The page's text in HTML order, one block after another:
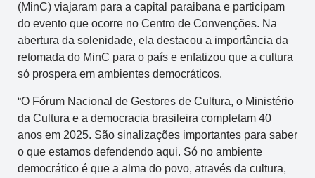
(MinC) viajaram para a capital paraibana e participam
do evento que ocorre no Centro de Convenções. Na
abertura da solenidade, ela destacou a importância da
retomada do MinC para o país e enfatizou que a cultura
só prospera em ambientes democráticos.
“O Fórum Nacional de Gestores de Cultura, o Ministério
da Cultura e a democracia brasileira completam 40
anos em 2025. São sinalizações importantes para saber
o que estamos defendendo aqui. Só no ambiente
democrático é que a alma do povo, através da cultura,